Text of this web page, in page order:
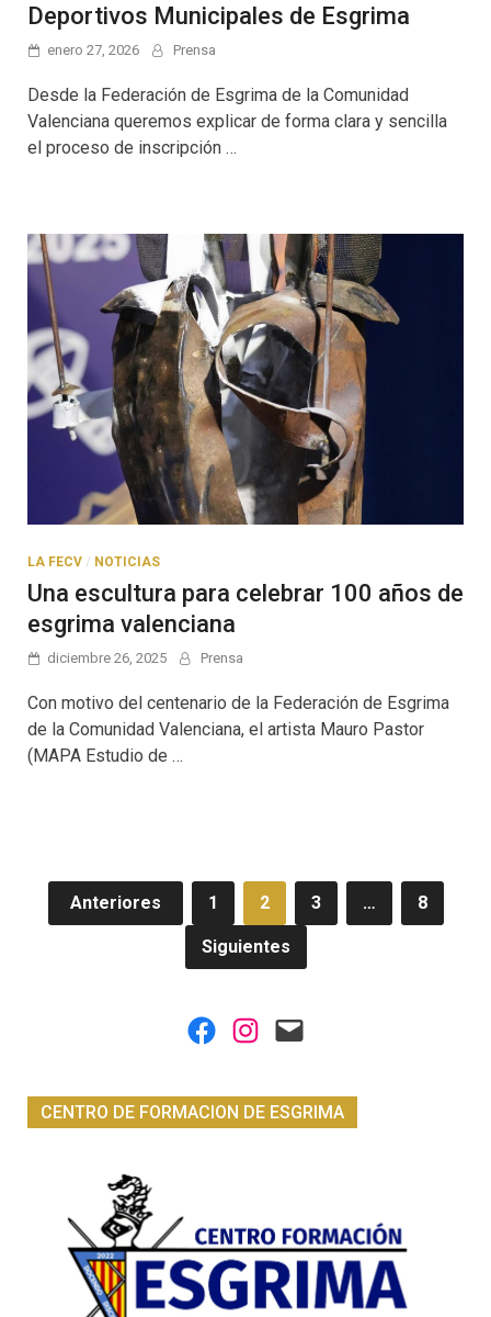
Deportivos Municipales de Esgrima
enero 27, 2026 Prensa
Desde la Federación de Esgrima de la Comunidad
Valenciana queremos explicar de forma clara y sencilla
el proceso de inscripción …
LA FECV / NOTICIAS
Una escultura para celebrar 100 años de
esgrima valenciana
diciembre 26, 2025 Prensa
Con motivo del centenario de la Federación de Esgrima
de la Comunidad Valenciana, el artista Mauro Pastor
(MAPA Estudio de …
Navegación
Anteriores 1 2 3 … 8
Siguientes
Facebook
Instagram
Mail
CENTRO DE FORMACION DE ESGRIMA